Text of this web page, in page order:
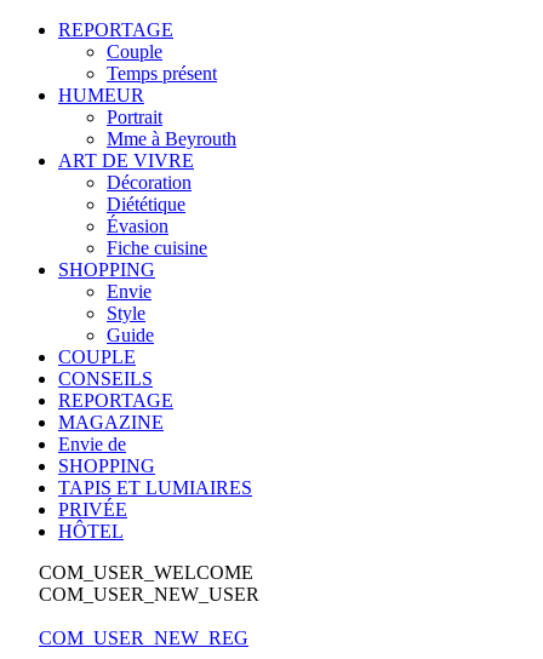
REPORTAGE
Couple
Temps présent
HUMEUR
Portrait
Mme à Beyrouth
ART DE VIVRE
Décoration
Diététique
Évasion
Fiche cuisine
SHOPPING
Envie
Style
Guide
COUPLE
CONSEILS
REPORTAGE
MAGAZINE
Envie de
SHOPPING
TAPIS ET LUMIAIRES
PRIVÉE
HÔTEL
COM_USER_WELCOME
COM_USER_NEW_USER
COM_USER_NEW_REG